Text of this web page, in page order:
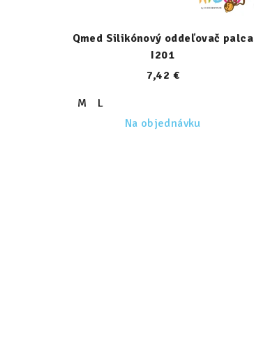
Qmed Silikónový oddeľovač palca
I201
7,42 €
M
L
Na objednávku